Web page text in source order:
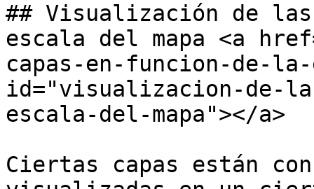
## Visualización de
escala del mapa <a
capas-en-funcion-de-
id="visualizacion-de-
escala-del-mapa"></a>
Ciertas capas están